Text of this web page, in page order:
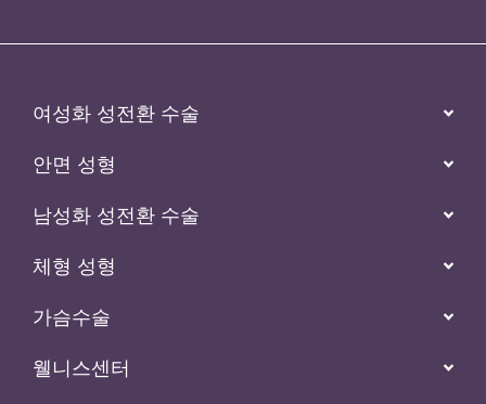
여성화 성전환 수술
안면 성형
남성화 성전환 수술
체형 성형
가슴수술
웰니스센터